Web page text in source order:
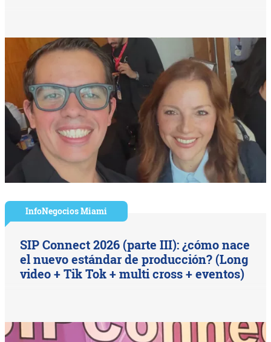
InfoNegocios Miami
SIP Connect 2026 (parte III): ¿cómo nace
el nuevo estándar de producción? (Long
video + Tik Tok + multi cross + eventos)